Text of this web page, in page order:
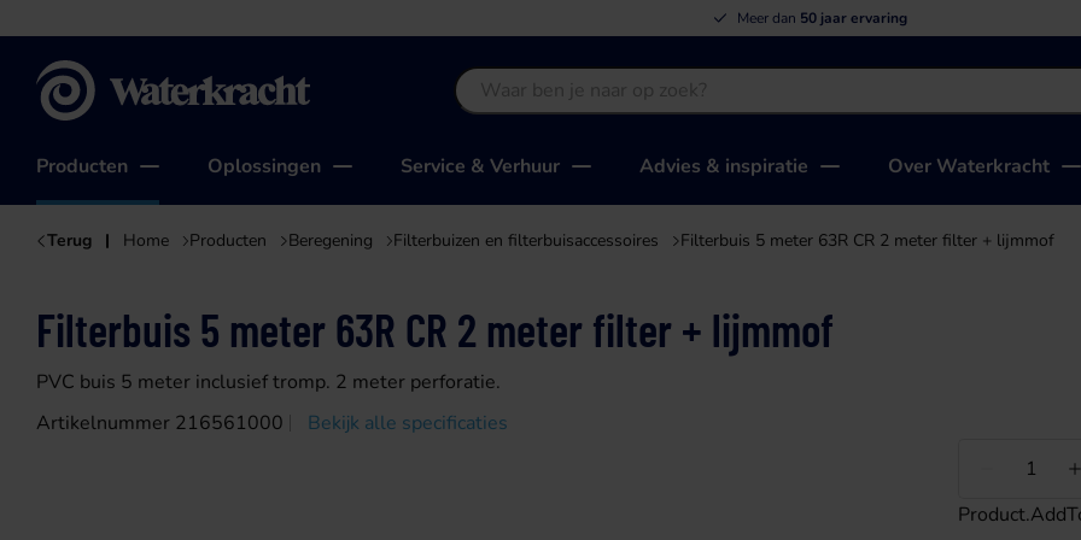
Meer dan 50 jaar ervaring
Producten Oplossingen Service & Verhuur Advies & inspiratie Over Waterkracht
Terug Home Producten Beregening Filterbuizen en filterbuisaccessoires Filterbuis 5 meter 63R CR 2 meter filter + lijmmof
Filterbuis 5 meter 63R CR 2 meter filter + lijmmof
PVC buis 5 meter inclusief tromp. 2 meter perforatie.
Artikelnummer 216561000
Bekijk alle specificaties
Minder